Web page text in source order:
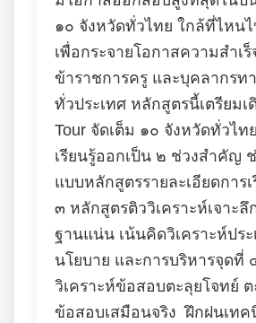
๑๐ จังหวัดทั่วไทย ใกล้ที่ไห
เพื่อกระจายโอกาสความสำเ
ข้าราชการครู และบุคลากรท
ทั่วประเทศ หลักสูตรนี้เตรียมเ
Tour จัดเต็ม ๑๐ จังหวัดทั่วไท
เรียนรู้ออกเป็น ๒ ช่วงสำคัญ
แบบหลักสูตรรายละเอียดการ
๓ หลักสูตรติววิเคราะห์เจาะ
ฐานแน่น เน้นคิดวิเคราะห์ปร
นโยบาย และการบริหารจุดที่
วิเคราะห์ข้อสอบตะลุยโจทย์
ข้อสอบเสมือนจริง ฝึกฝนเทค